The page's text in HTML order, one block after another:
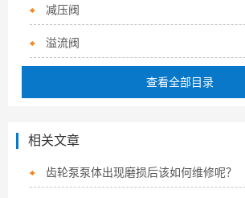
减压阀
溢流阀
查看全部目录
相关文章
齿轮泵泵体出现磨损后该如何维修呢？